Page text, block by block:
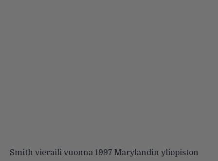
Smith vieraili vuonna 1997 Marylandin yliopiston